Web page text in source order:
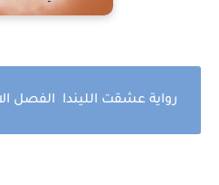
رواية عشقت الليندا الفصل